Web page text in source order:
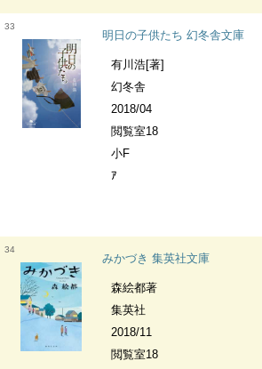
33
明日の子供たち 幻冬舎文庫
有川浩[著]
幻冬舎
2018/04
閲覧室18
小F
ｱ
34
みかづき 集英社文庫
森絵都著
集英社
2018/11
閲覧室18